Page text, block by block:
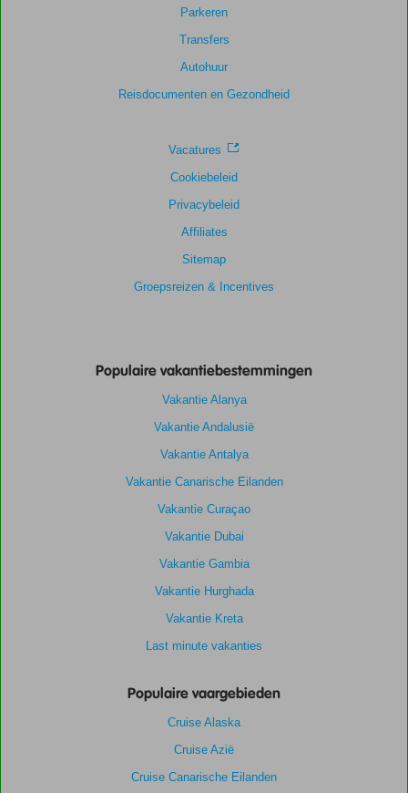
Parkeren
Transfers
Autohuur
Reisdocumenten en Gezondheid
Vacatures
Cookiebeleid
Privacybeleid
Affiliates
Sitemap
Groepsreizen & Incentives
Populaire vakantiebestemmingen
Vakantie Alanya
Vakantie Andalusië
Vakantie Antalya
Vakantie Canarische Eilanden
Vakantie Curaçao
Vakantie Dubai
Vakantie Gambia
Vakantie Hurghada
Vakantie Kreta
Last minute vakanties
Populaire vaargebieden
Cruise Alaska
Cruise Azië
Cruise Canarische Eilanden